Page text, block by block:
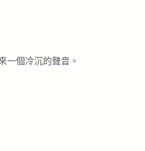
一個冷沉的聲音。